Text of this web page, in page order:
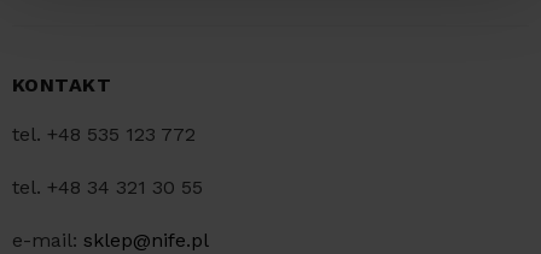
KONTAKT
tel. +48 535 123 772
tel. +48 34 321 30 55
e-mail: sklep@nife.pl